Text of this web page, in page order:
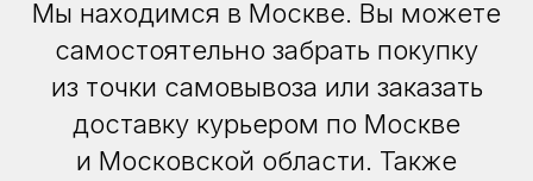
Мы находимся в Москве. Вы можете
самостоятельно забрать покупку
из точки самовывоза или заказать
доставку курьером по Москве
и Московской области. Также